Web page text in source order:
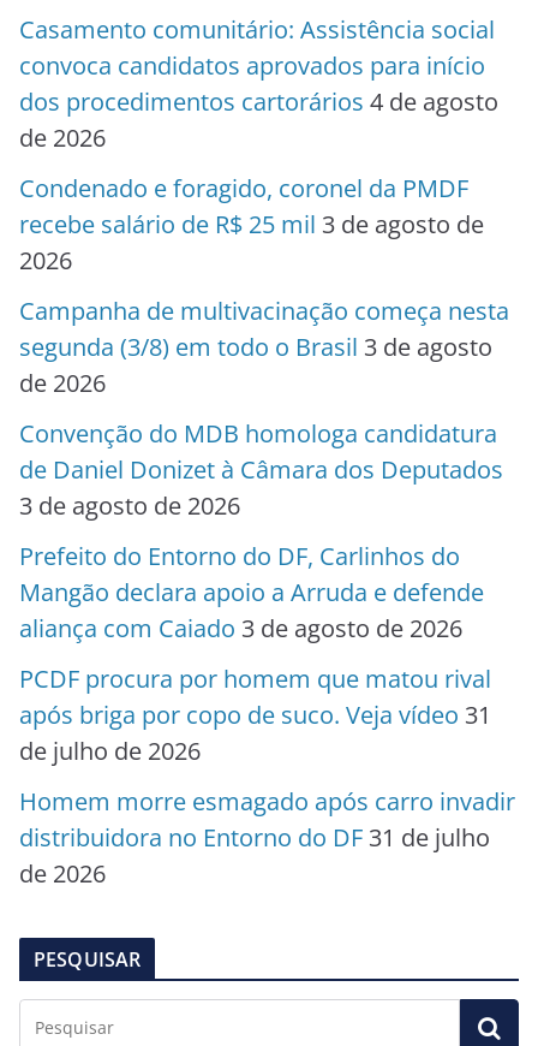
Casamento comunitário: Assistência social
convoca candidatos aprovados para início
dos procedimentos cartorários 4 de agosto
de 2026
Condenado e foragido, coronel da PMDF
recebe salário de R$ 25 mil 3 de agosto de
2026
Campanha de multivacinação começa nesta
segunda (3/8) em todo o Brasil 3 de agosto
de 2026
Convenção do MDB homologa candidatura
de Daniel Donizet à Câmara dos Deputados
3 de agosto de 2026
Prefeito do Entorno do DF, Carlinhos do
Mangão declara apoio a Arruda e defende
aliança com Caiado 3 de agosto de 2026
PCDF procura por homem que matou rival
após briga por copo de suco. Veja vídeo 31
de julho de 2026
Homem morre esmagado após carro invadir
distribuidora no Entorno do DF 31 de julho
de 2026
PESQUISAR